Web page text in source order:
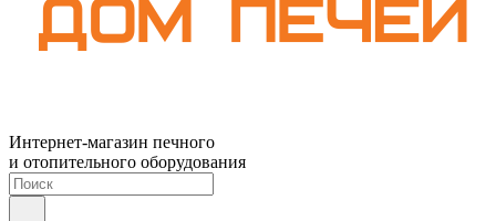
Интернет-магазин печного
и отопительного оборудования